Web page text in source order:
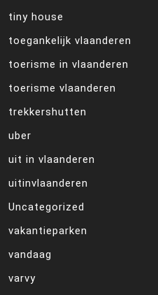
tiny house
toegankelijk vlaanderen
toerisme in vlaanderen
toerisme vlaanderen
trekkershutten
uber
uit in vlaanderen
uitinvlaanderen
Uncategorized
vakantieparken
vandaag
varvy